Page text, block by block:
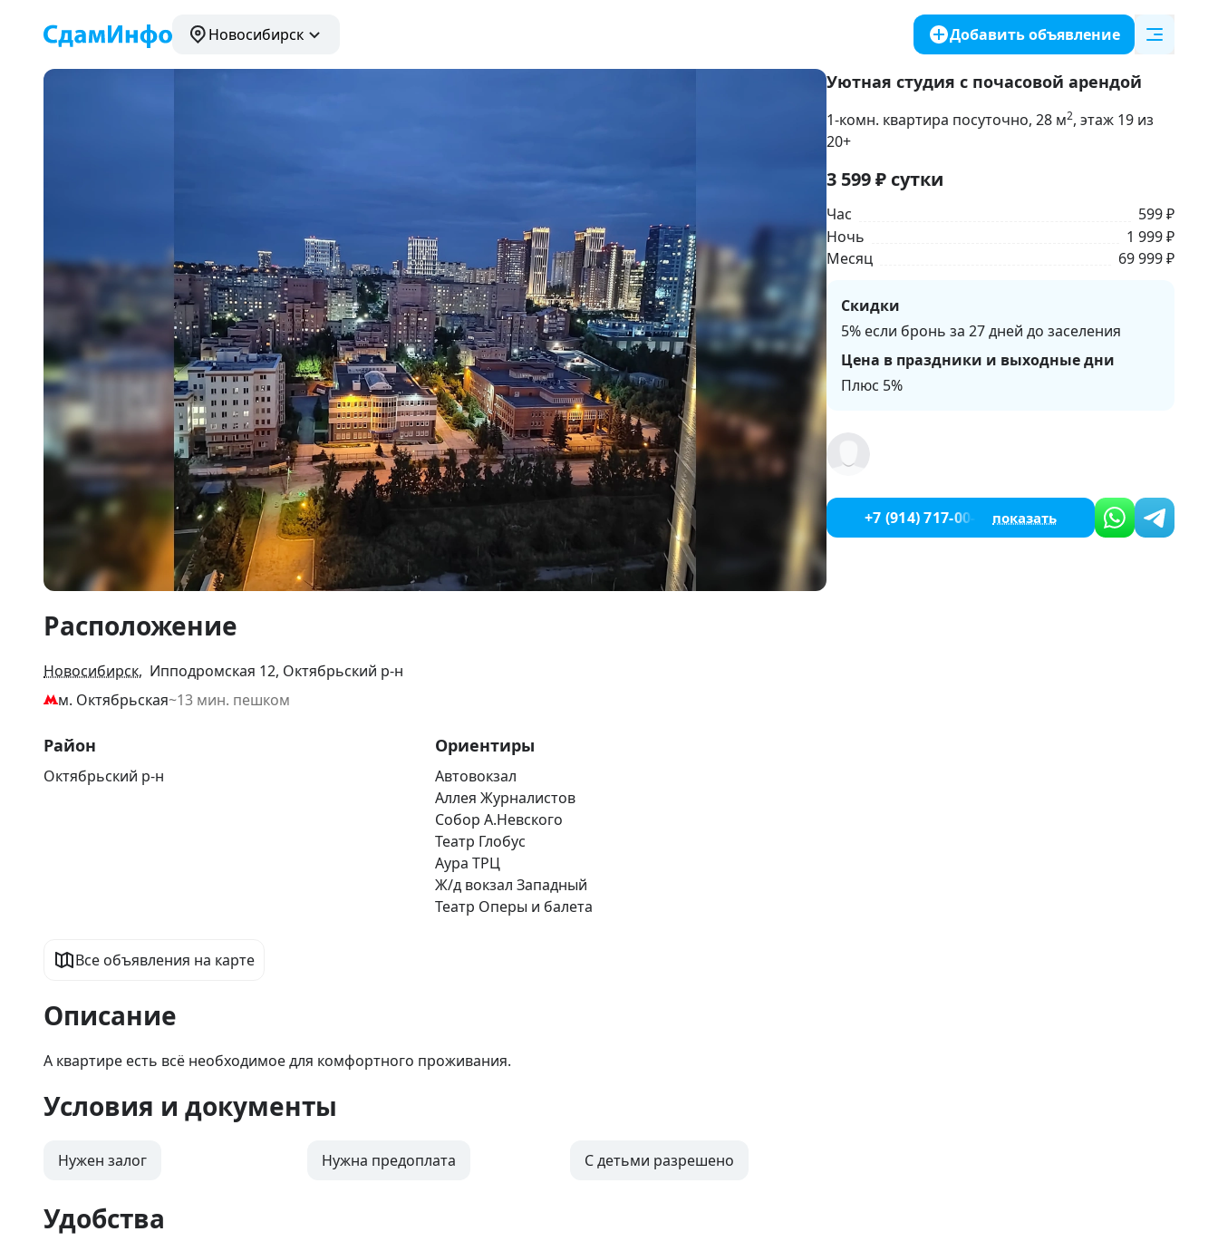
Новосибирск Добавить объявление
1
2
Расположение
Новосибирск, Ипподромская 12, Октябрьский р-н
м. Октябрьская~13 мин. пешком
Район
Октябрьский р-н
Ориентиры
Автовокзал
Аллея Журналистов
Собор А.Невского
Театр Глобус
Аура ТРЦ
Ж/д вокзал Западный
Театр Оперы и балета
Все объявления на карте
Описание
А квартире есть всё необходимое для комфортного проживания.
Условия и документы
Нужен залог Нужна предоплата С детьми разрешено
Удобства
Уютная студия с почасовой арендой
1-комн. квартира посуточно, 28 м2, этаж 19 из
20+
3 599₽ сутки
Час
599 ₽
Ночь
1 999 ₽
Месяц
69 999 ₽
Скидки
5% если бронь за 27 дней до заселения
Цена в праздники и выходные дни
Плюс 5%
+7 (914) 717-00-13 показать